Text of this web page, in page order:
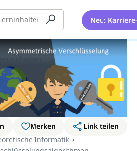
Neu:
Merken
Link teilen
Informatik
Chancen.